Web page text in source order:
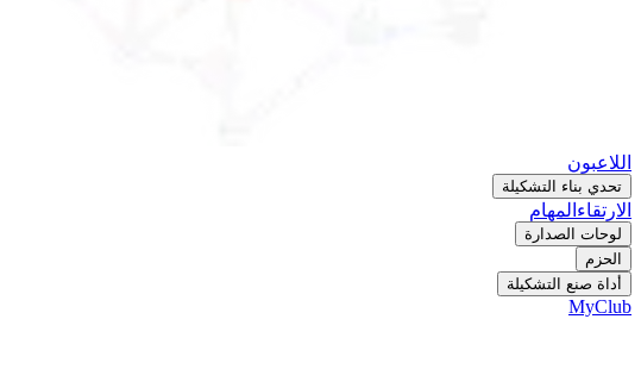
اللاعبون
تحدي بناء التشكيلة
الارتقاء المهام
لوحات الصدارة
الحزم
أداة صنع التشكيلة
MyClub